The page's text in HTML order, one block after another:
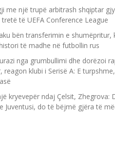
me një trupë arbitrash shqiptar
të UEFA Conference League
bën transferimin e shumëpritur,
të madhe në futbollin rus
nga grumbullimi dhe dorëzoi
reagon klubi i Serisë A: E
kryevepër ndaj Çelsit, Zhegrova:
Juventusi, do të bëjmë gjëra të